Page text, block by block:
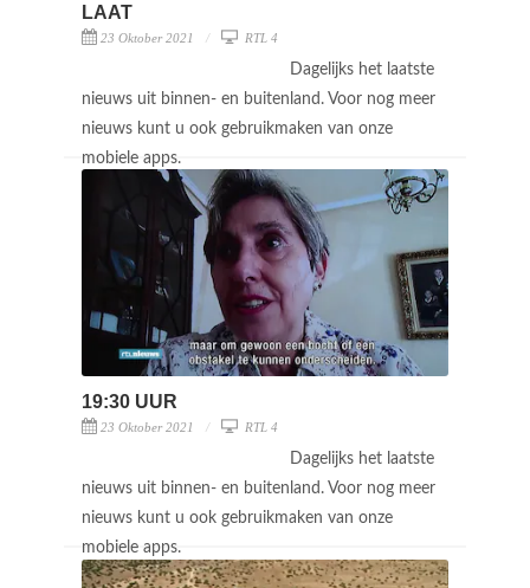
LAAT
23 Oktober 2021 RTL 4
Dagelijks het laatste
nieuws uit binnen- en buitenland. Voor nog meer
nieuws kunt u ook gebruikmaken van onze
mobiele apps.
19:30 UUR
23 Oktober 2021 RTL 4
Dagelijks het laatste
nieuws uit binnen- en buitenland. Voor nog meer
nieuws kunt u ook gebruikmaken van onze
mobiele apps.